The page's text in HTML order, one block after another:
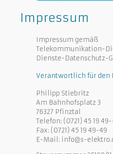
Impressum
Impressum gemäß
Telekommunikation-
Dienste-Datenschutz-
Verantwortlich für den
Philipp Stiebritz
Am Bahnhofsplatz 3
76327 Pfinztal
Telefon: (0721) 45 19 49-
Fax: (0721) 45 19 49-49
E-Mail: info@s-